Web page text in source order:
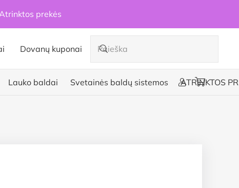
prekės
Dovanų kuponai
Lauko baldai Svetainės baldų sistemos ATRINKTOS